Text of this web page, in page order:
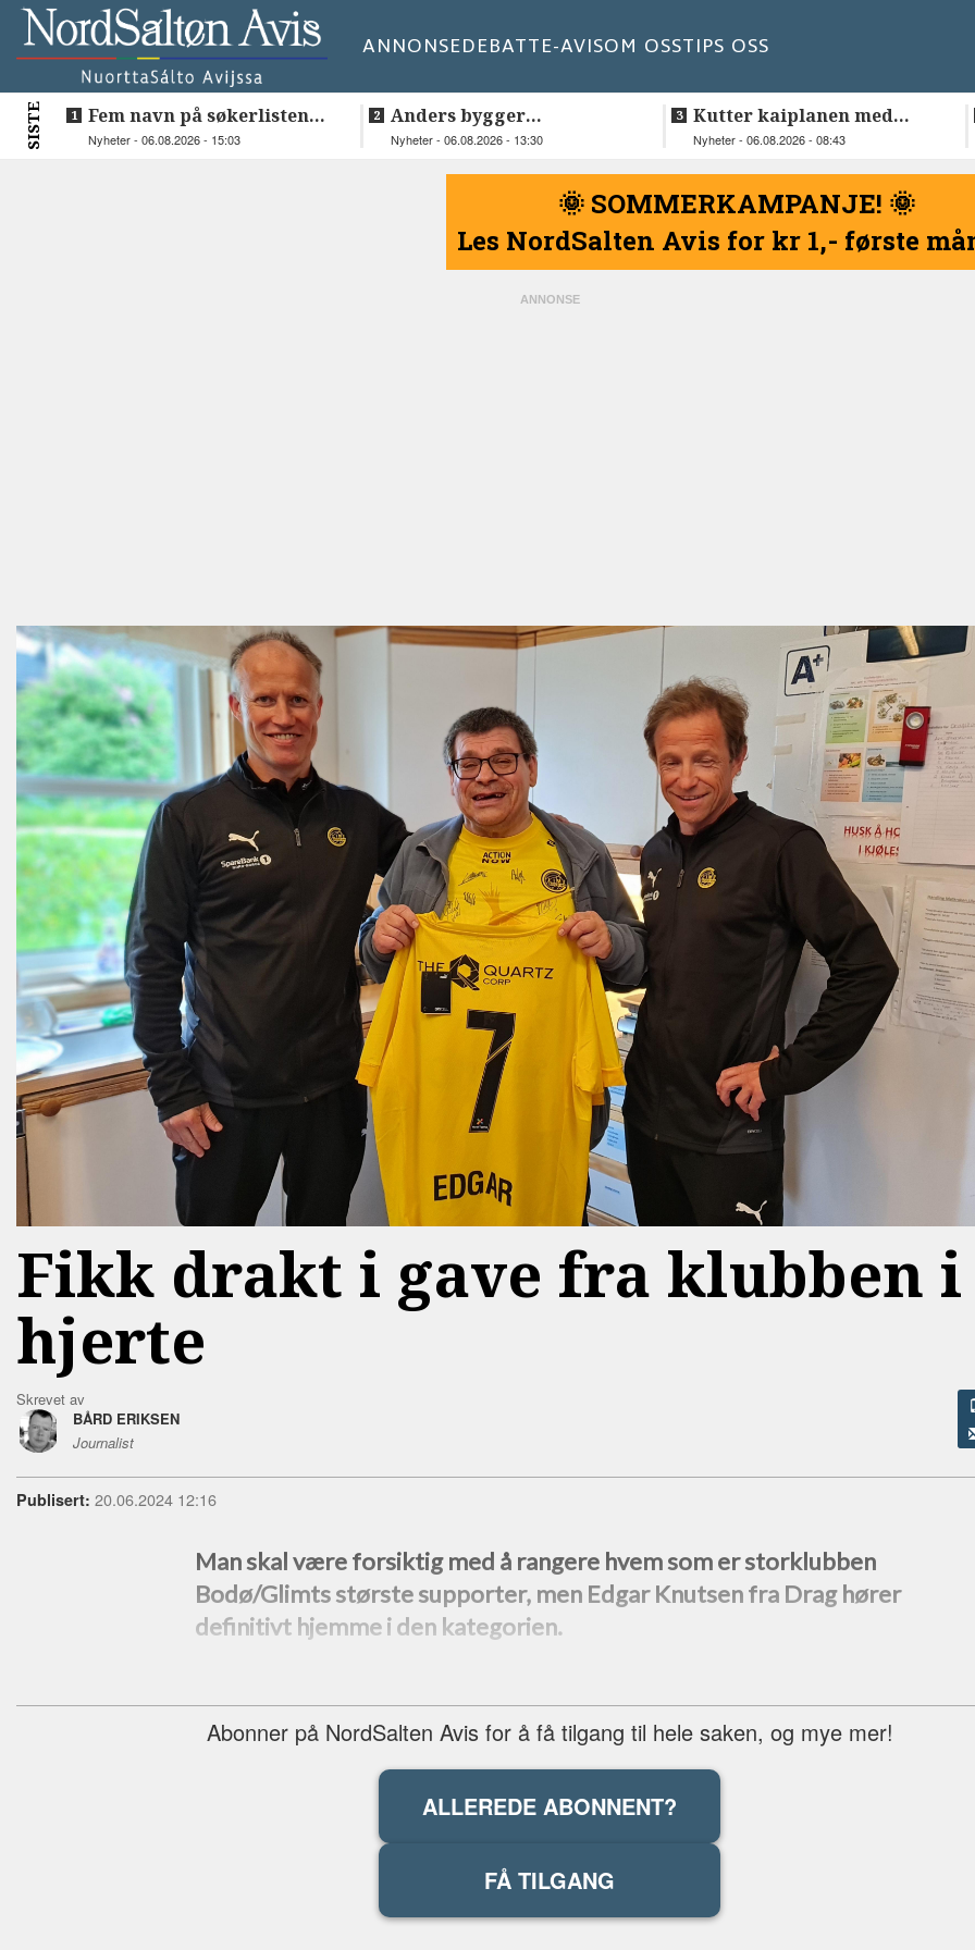
ANNONSEDEBATTE-AVISOM OSSTIPS OSS
SISTE
Fem navn på søkerlisten
til toppjobben i
Nyheter - 06.08.2026 - 15:03
Anders bygger
teknologiselskap fra
Nyheter - 06.08.2026 - 13:30
Kutter kaiplanen med
flere hundre millioner
Nyheter - 06.08.2026 - 08:43
🌞 SOMMERKAMPANJE! 🌞
Les NordSalten Avis for kr 1,- første
Fikk drakt i gave fra klubben
hjerte
Skrevet av
BÅRD ERIKSEN
Journalist
Publisert: 20.06.2024 12:16
Man skal være forsiktig med å rangere hvem som er storklubben
Bodø/Glimts største supporter, men Edgar Knutsen fra Drag hører
definitivt hjemme i den kategorien.
Abonner på NordSalten Avis for å få tilgang til hele saken, og mye mer!
ALLEREDE ABONNENT?
FÅ TILGANG